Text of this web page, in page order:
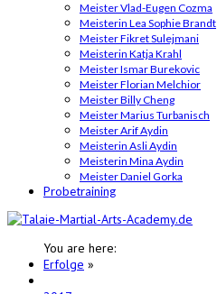
Meister Vlad-Eugen Cozma
Meisterin Lea Sophie Brandt
Meister Fikret Sulejmani
Meisterin Katja Krahl
Meister Ismar Burekovic
Meister Florian Melchior
Meister Billy Cheng
Meister Marius Turbanisch
Meister Arif Aydin
Meisterin Asli Aydin
Meisterin Mina Aydin
Meister Daniel Gorka
Probetraining
You are here:
Erfolge »